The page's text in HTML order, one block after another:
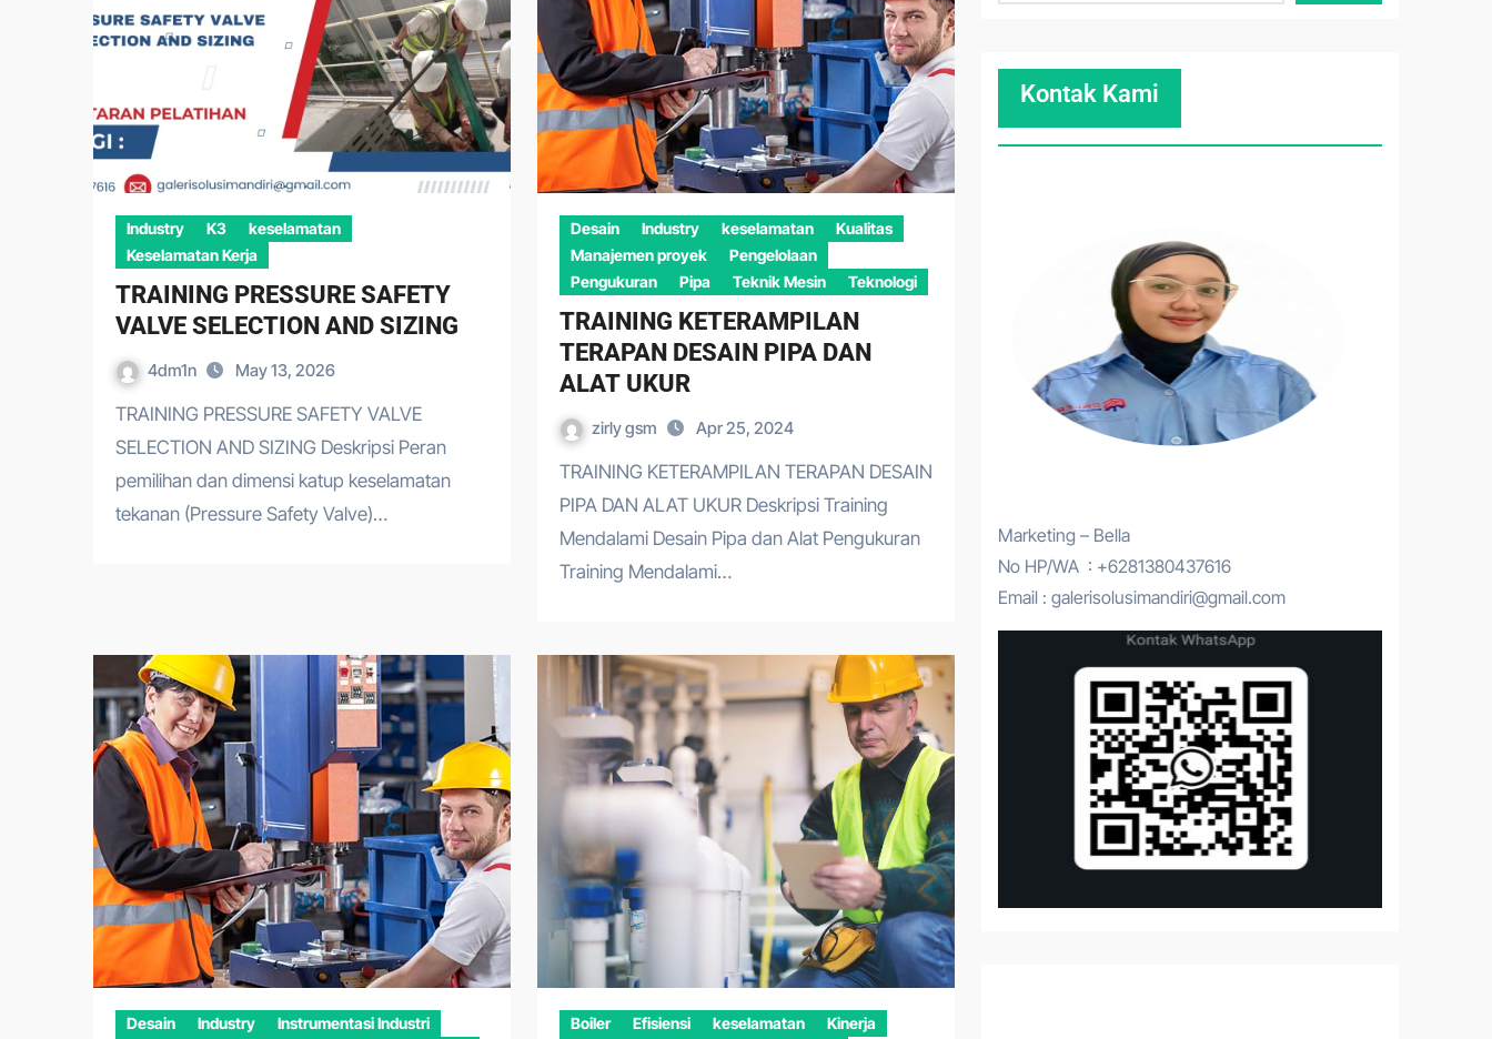
Industry K3
keselamatan
Keselamatan Kerja
TRAINING PRESSURE SAFETY
VALVE SELECTION AND SIZING
4dm1n May 13, 2026
TRAINING PRESSURE SAFETY VALVE
SELECTION AND SIZING Deskripsi Peran
pemilihan dan dimensi katup keselamatan
tekanan (Pressure Safety Valve)…
Desain Industry keselamatan
Kualitas
Manajemen proyek
Pengelolaan
Pengukuran
Pipa Teknik Mesin Teknologi
TRAINING KETERAMPILAN
TERAPAN DESAIN PIPA DAN
ALAT UKUR
zirly gsm Apr 25, 2024
TRAINING KETERAMPILAN TERAPAN DESAIN
PIPA DAN ALAT UKUR Deskripsi Training
Mendalami Desain Pipa dan Alat Pengukuran
Training Mendalami…
Desain Industry
Instrumentasi Industri
Boiler Efisiensi keselamatan
Kinerja
Kontak Kami
Marketing – Bella
No HP/WA : +6281380437616
Email : galerisolusimandiri@gmail.com